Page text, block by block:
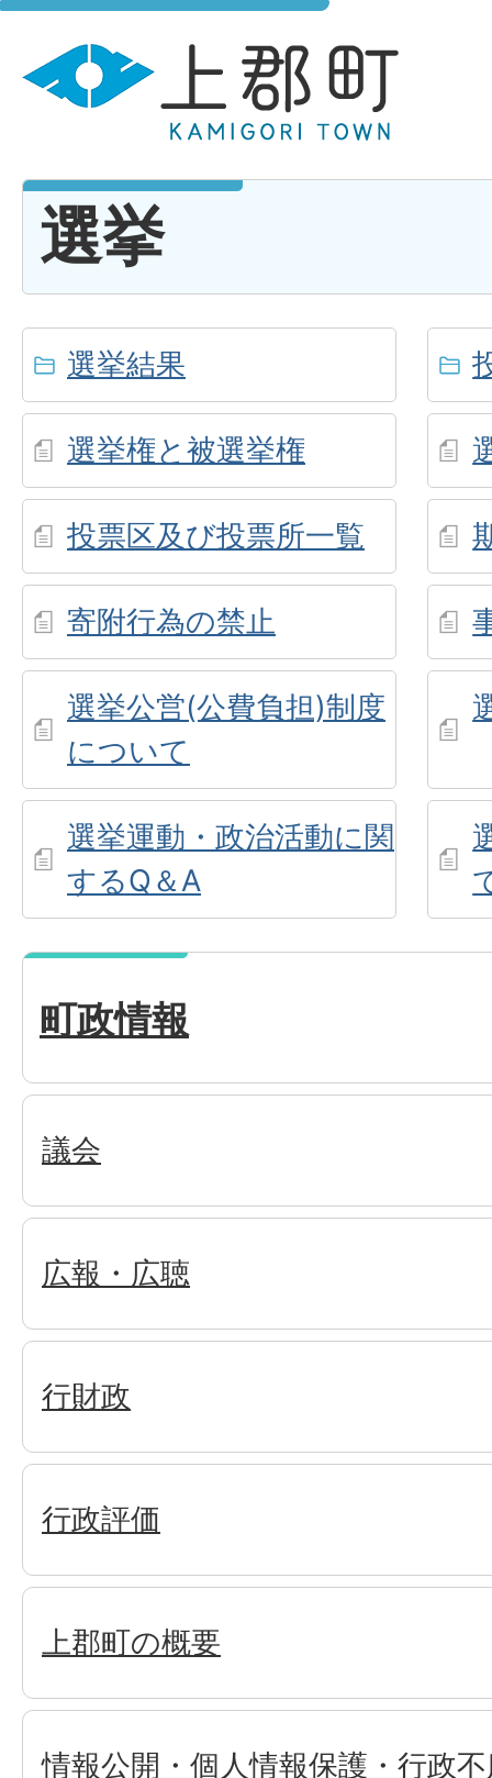
選挙
選挙結果
選挙権と被選挙権
投票区及び投票所一覧
寄附行為の禁止
選挙公営(公費負担)制度
について
選挙運動・政治活動に関
するQ＆A
町政情報
議会
広報・広聴
行財政
行政評価
上郡町の概要
情報公開・個人情報保護・行政